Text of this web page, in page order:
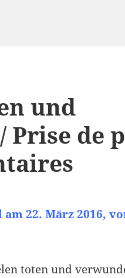
und
Prise de
22. März 2016,
toten und